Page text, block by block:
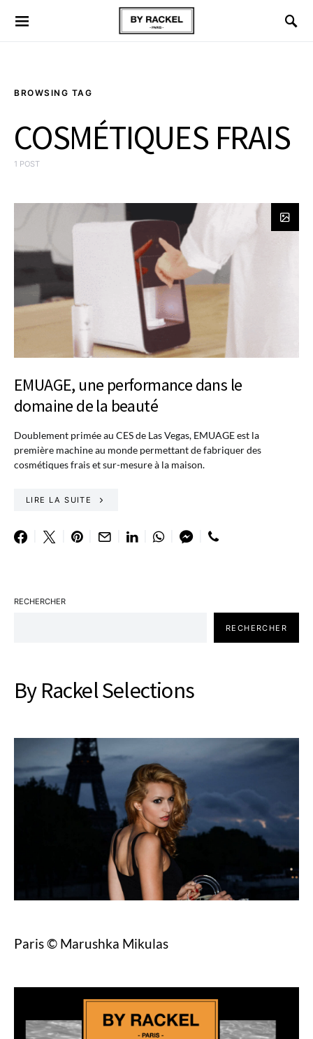
BROWSING TAG
COSMÉTIQUES FRAIS
1 POST
EMUAGE, une performance dans le
domaine de la beauté
Doublement primée au CES de Las Vegas, EMUAGE est la
première machine au monde permettant de fabriquer des
cosmétiques frais et sur-mesure à la maison.
LIRE LA SUITE
RECHERCHER
RECHERCHER
By Rackel Selections
Paris © Marushka Mikulas